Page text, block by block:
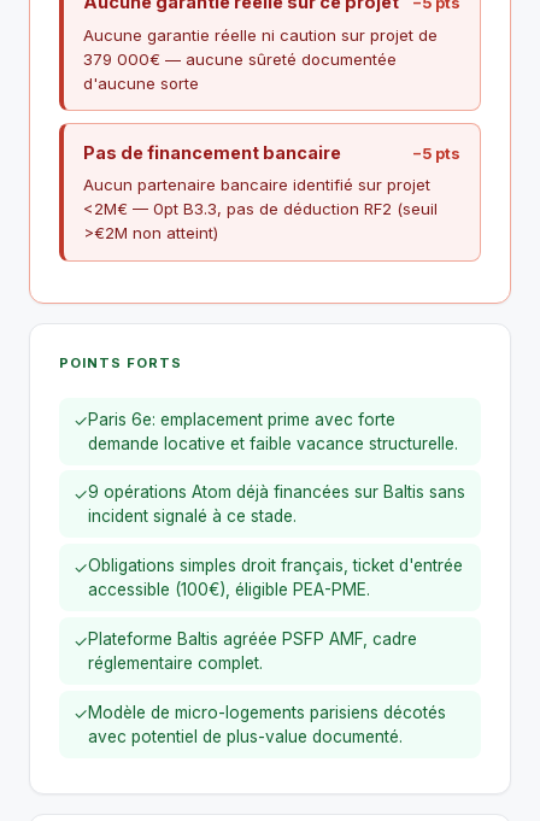
Aucune garantie réelle ni caution sur projet de
379 000€ — aucune sûreté documentée
d'aucune sorte
Pas de financement bancaire −5 pts
Aucun partenaire bancaire identifié sur projet
<2M€ — 0pt B3.3, pas de déduction RF2 (seuil
>€2M non atteint)
POINTS FORTS
✓Paris 6e: emplacement prime avec forte
demande locative et faible vacance structurelle.
✓9 opérations Atom déjà financées sur Baltis sans
incident signalé à ce stade.
✓Obligations simples droit français, ticket d'entrée
accessible (100€), éligible PEA-PME.
✓Plateforme Baltis agréée PSFP AMF, cadre
réglementaire complet.
✓Modèle de micro-logements parisiens décotés
avec potentiel de plus-value documenté.